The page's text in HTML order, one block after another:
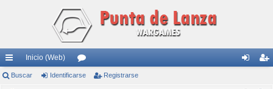
nl
Inicio (Web)
or
Buscar Identificarse Registrarse